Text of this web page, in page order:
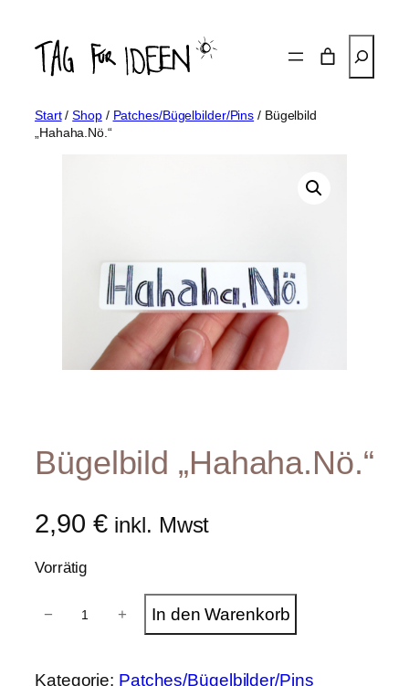
Inhalt
springen
Start/Shop/ Patches/Bügelbilder/Pins / Bügelbild
„Hahaha.Nö.“
Bügelbild „Hahaha.Nö.“
2,90 € inkl. Mwst
Vorrätig
l
− + In den Warenkorb
Kategorie: Patches/Bügelbilder/Pins